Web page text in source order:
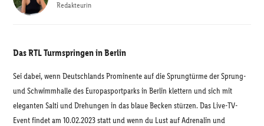
Das RTL Turmspringen in Berlin
Sei dabei, wenn Deutschlands Prominente auf die Sprungtürme der Sprung-
und Schwimmhalle des Europasportparks in Berlin klettern und sich mit
eleganten Salti und Drehungen in das blaue Becken stürzen. Das Live-TV-
Event findet am 10.02.2023 statt und wenn du Lust auf Adrenalin und
Redakteurin